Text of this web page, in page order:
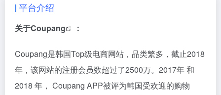
平台介绍
关于Coupang ：
Coupang是韩国Top级电商网站，品类繁多，截止2018
年，该网站的注册会员数超过了2500万。2017年 和
2018 年， Coupang APP被评为韩国受欢迎的购物